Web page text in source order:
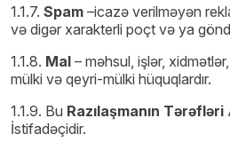
1.1.7. Spam –icazə verilməyən
və digər xarakterli poçt və ya
1.1.8. Mal – məhsul, işlər,
mülki və qeyri-mülki hüquqlardır.
1.1.9. Bu Razılaşmanın Tərəfləri
İstifadəçidir.